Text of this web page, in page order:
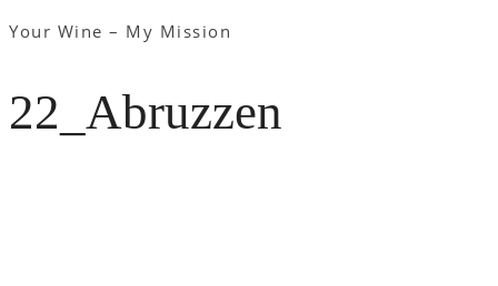
Your Wine – My Mission
22_Abruzzen